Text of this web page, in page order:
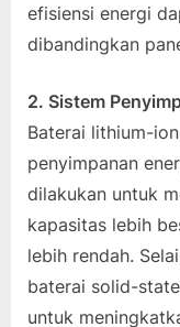
efisiensi energi
dibandingkan
2. Sistem
Baterai lithium-
penyimpanan
dilakukan untuk
kapasitas lebih
lebih rendah.
baterai solid-
untuk